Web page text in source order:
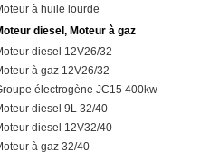
à huile lourde
diesel, Moteur à gaz
diesel 12V26/32
à gaz 12V26/32
électrogène JC15 400kw
diesel 9L 32/40
diesel 12V32/40
à gaz 32/40